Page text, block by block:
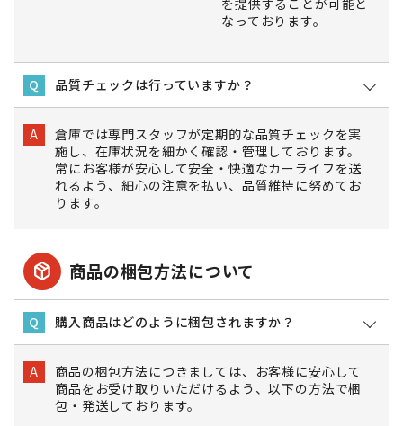
なっております。
Q 品質チェックは行っていますか？
A
倉庫では専門スタッフが定期的な品質チェックを実
施し、在庫状況を細かく確認・管理しております。
常にお客様が安心して安全・快適なカーライフを送
れるよう、細心の注意を払い、品質維持に努めてお
ります。
package_2 商品の梱包方法について
Q 購入商品はどのように梱包されますか？
A
商品の梱包方法につきましては、お客様に安心して
商品をお受け取りいただけるよう、以下の方法で梱
包・発送しております。